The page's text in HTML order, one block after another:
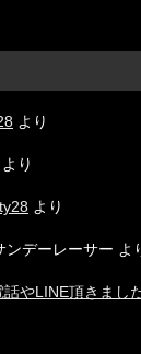
より
より
より
ンデーレーサー よ
やLINE頂きました